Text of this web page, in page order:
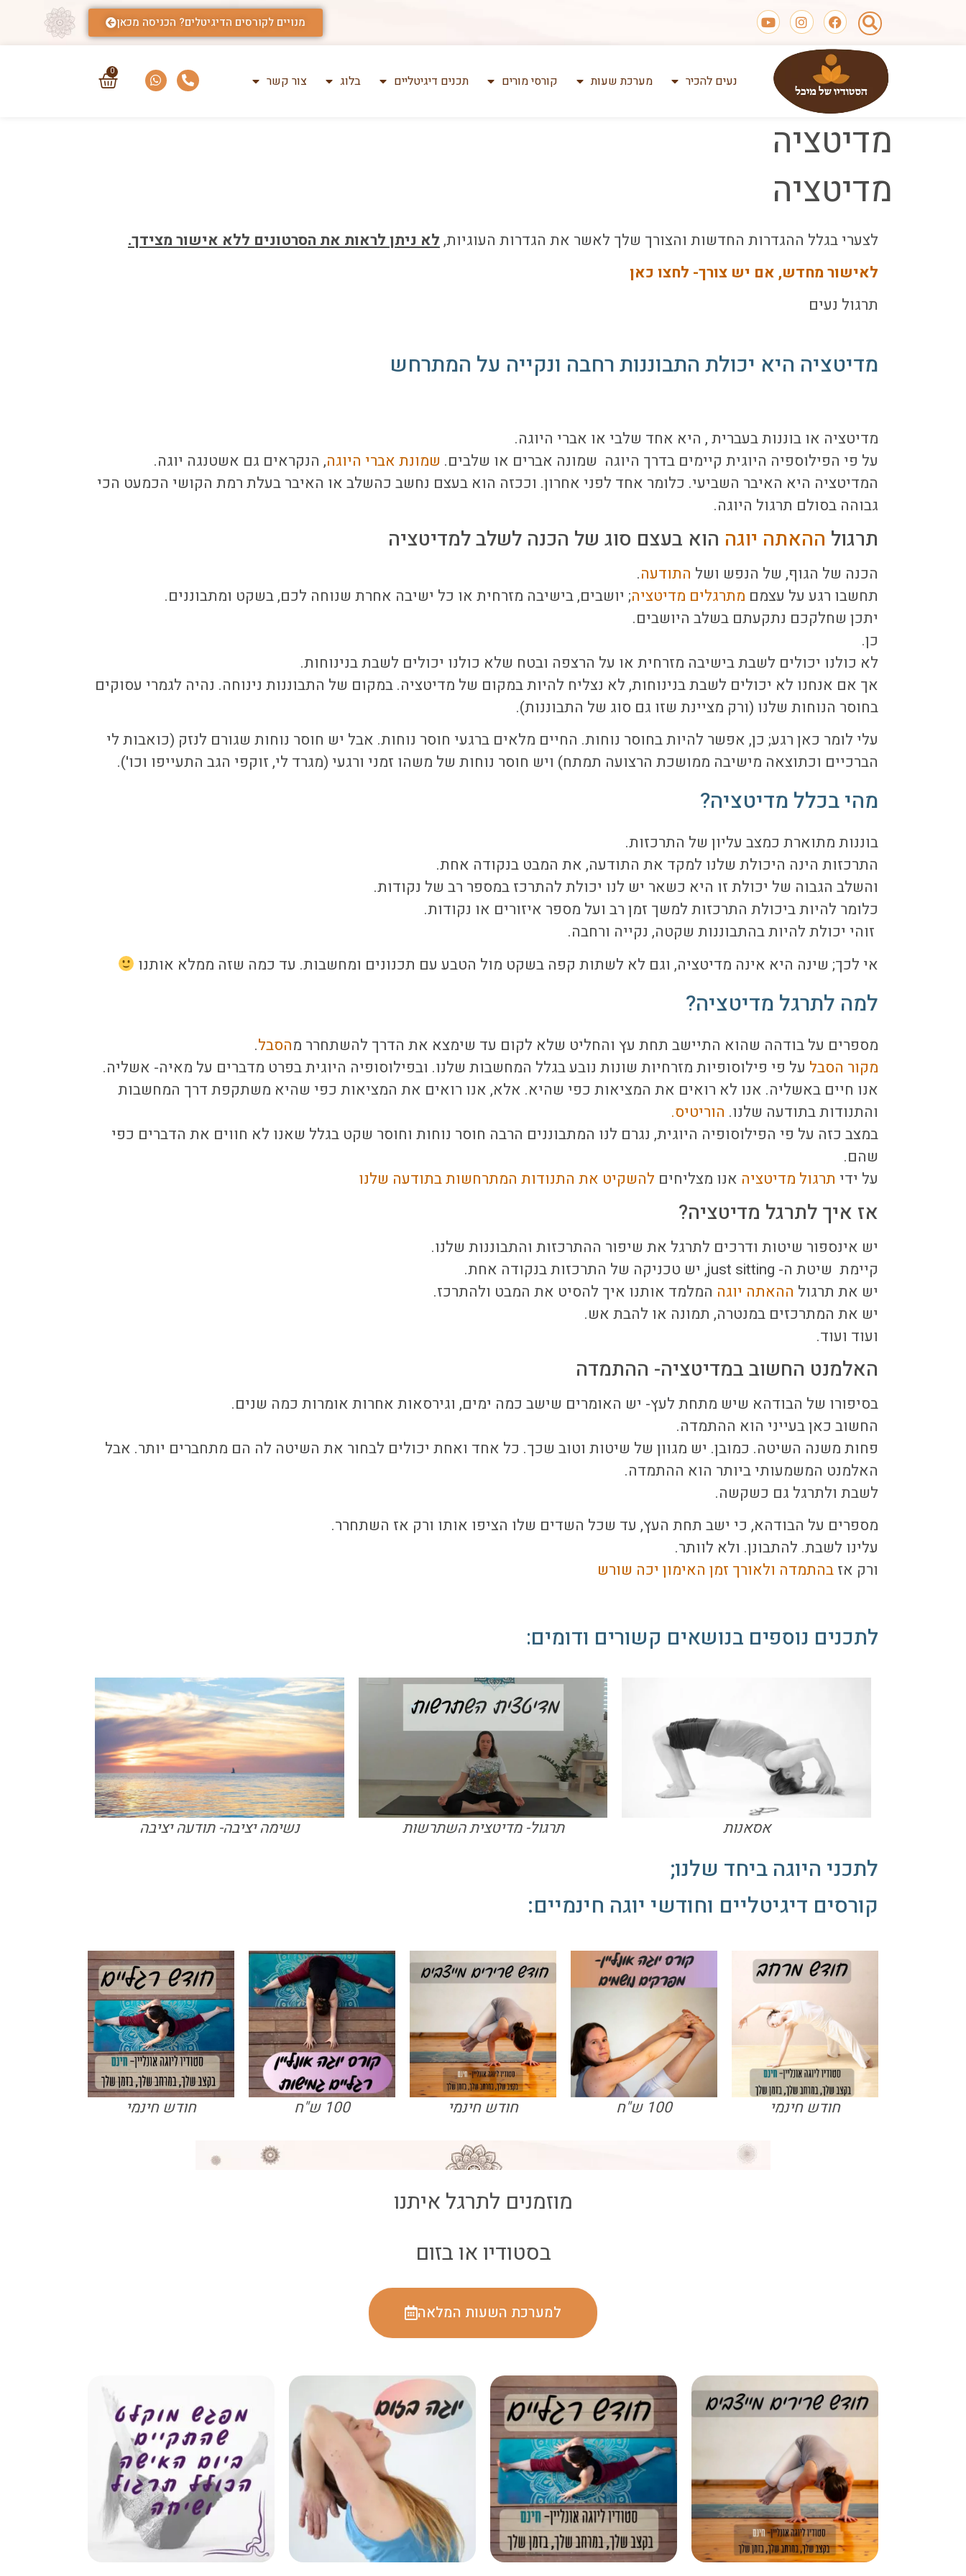
מנויים לקורסים הדיגיטלים? הכניסה מכאן
נעים להכיר מערכת שעות קורסי מורים תכנים דיגיטליים בלוג צור קשר
0
מדיטציה
מדיטציה
לצערי בגלל ההגדרות החדשות והצורך שלך לאשר את הגדרות העוגיות,לא ניתן לראות את הסרטונים ללא אישור מצידך.
לאישור מחדש, אם יש צורך- לחצו כאן
תרגול נעים
מדיטציה היא יכולת התבוננות רחבה ונקייה על המתרחש
מדיטציה או בוננות בעברית , היא אחד שלבי או אברי היוגה.
על פי הפילוספיה היוגית קיימים בדרך היוגה שמונה אברים או שלבים. שמונת אברי היוגה, הנקראים גם אשטנגה יוגה.
המדיטציה היא האיבר השביעי. כלומר אחד לפני אחרון. וככזה הוא בעצם נחשב כהשלב או האיבר בעלת רמת הקושי הכמעט הכי
גבוהה בסולם תרגול היוגה.
תרגול ההאתה יוגה הוא בעצם סוג של הכנה לשלב למדיטציה
הכנה של הגוף, של הנפש ושל התודעה.
תחשבו רגע על עצמם מתרגלים מדיטציה; יושבים, בישיבה מזרחית או כל ישיבה אחרת שנוחה לכם, בשקט ומתבוננים.
יתכן שחלקכם נתקעתם בשלב היושבים.
כן.
לא כולנו יכולים לשבת בישיבה מזרחית או על הרצפה ובטח שלא כולנו יכולים לשבת בנינוחות.
אך אם אנחנו לא יכולים לשבת בנינוחות, לא נצליח להיות במקום של מדיטציה. במקום של התבוננות נינוחה. נהיה לגמרי עסוקים
בחוסר הנוחות שלנו (ורק מציינת שזו גם סוג של התבוננות).
עלי לומר כאן רגע; כן, אפשר להיות בחוסר נוחות. החיים מלאים ברגעי חוסר נוחות. אבל יש חוסר נוחות שגורם לנזק (כואבות לי
הברכיים וכתוצאה מישיבה ממושכת הרצועה תמתח) ויש חוסר נוחות של משהו זמני ורגעי (מגרד לי, זוקפי הגב התעייפו וכו').
מהי בכלל מדיטציה?
בוננות מתוארת כמצב עליון של התרכזות.
התרכזות הינה היכולת שלנו למקד את התודעה, את המבט בנקודה אחת.
והשלב הגבוה של יכולת זו היא כשאר יש לנו יכולת להתרכז במספר רב של נקודות.
כלומר להיות ביכולת התרכזות למשך זמן רב ועל מספר איזורים או נקודות.
זוהי יכולת להיות בהתבוננות שקטה, נקייה ורחבה.
אי לכך; שינה היא אינה מדיטציה, וגם לא לשתות קפה בשקט מול הטבע עם תכנונים ומחשבות. עד כמה שזה ממלא אותנו
למה לתרגל מדיטציה?
מספרים על בודהה שהוא התיישב תחת עץ והחליט שלא לקום עד שימצא את הדרך להשתחרר מהסבל.
מקור הסבל על פי פילוסופיות מזרחיות שונות נובע בגלל המחשבות שלנו. ובפילוסופיה היוגית בפרט מדברים על מאיה- אשליה.
אנו חיים באשליה. אנו לא רואים את המציאות כפי שהיא. אלא, אנו רואים את המציאות כפי שהיא משתקפת דרך המחשבות
והתנודות בתודעה שלנו. הוריטיס.
במצב כזה על פי הפילוסופיה היוגית, נגרם לנו המתבוננים הרבה חוסר נוחות וחוסר שקט בגלל שאנו לא חווים את הדברים כפי
שהם.
על ידי תרגול מדיטציה אנו מצליחים להשקיט את התנודות המתרחשות בתודעה שלנו
אז איך לתרגל מדיטציה?
יש אינספור שיטות ודרכים לתרגל את שיפור ההתרכזות והתבוננות שלנו.
קיימת שיטת ה- just sitting, יש טכניקה של התרכזות בנקודה אחת.
יש את תרגול ההאתה יוגה המלמד אותנו איך להסיט את המבט ולהתרכז.
יש את המתרכזים במנטרה, תמונה או להבת אש.
ועוד ועוד.
האלמנט החשוב במדיטציה- ההתמדה
בסיפורו של הבודהא שיש מתחת לעץ- יש האומרים שישב כמה ימים, וגירסאות אחרות אומרות כמה שנים.
החשוב כאן בעייני הוא ההתמדה.
פחות משנה השיטה. כמובן. יש מגוון של שיטות וטוב שכך. כל אחד ואחת יכולים לבחור את השיטה לה הם מתחברים יותר. אבל
האלמנט המשמעותי ביותר הוא ההתמדה.
לשבת ולתרגל גם כשקשה.
מספרים על הבודהא, כי ישב תחת העץ, עד שכל השדים שלו הציפו אותו ורק אז השתחרר.
עלינו לשבת. להתבונן. ולא לוותר.
ורק אזבהתמדה ולאורך זמן האימון יכה שורש
לתכנים נוספים בנושאים קשורים ודומים:
אסאנות תרגול- מדיטצית השתרשות נשימה יציבה- תודעה יציבה
לתכני היוגה ביחד שלנו;
קורסים דיגיטליים וחודשי יוגה חינמיים:
חודש חינמי 100 ש"ח חודש חינמי 100 ש"ח חודש חינמי
מוזמנים לתרגל איתנו
בסטודיו או בזום
למערכת השעות המלאה